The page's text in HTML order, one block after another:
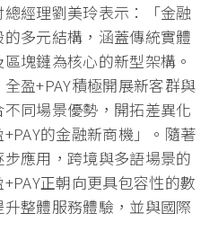
經理劉美玲表示：「金融
多元結構，涵蓋傳統實體
塊鏈為核心的新型架構。
盈+PAY積極開展新客群與
同場景優勢，開拓差異化
的金融新商機」。隨著
應用，跨境與多語場景的
正朝向更具包容性的數
整體服務體驗，並與國際